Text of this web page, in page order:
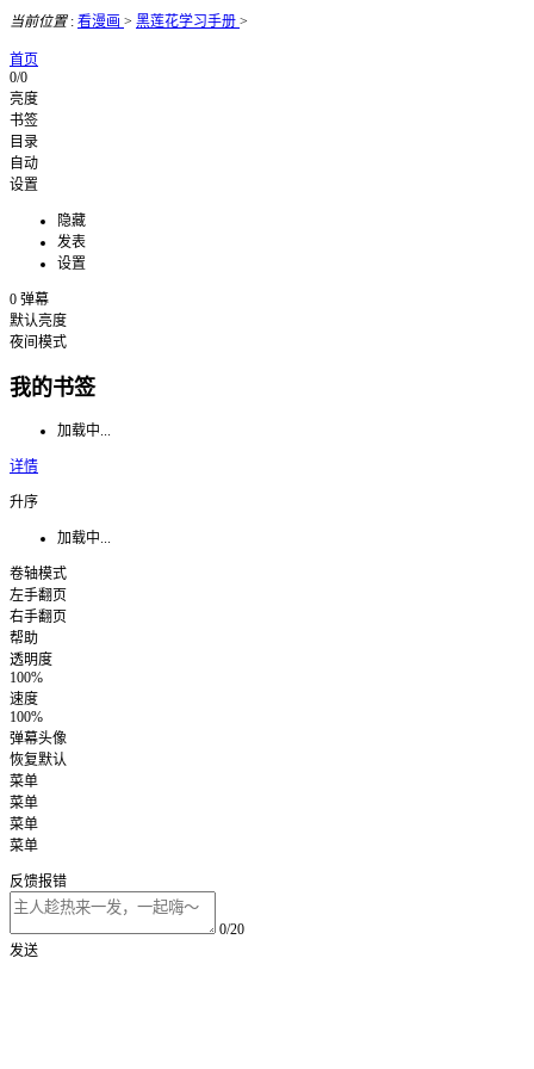
当前位置: 看漫画 > 黑莲花学习手册 >
首页
0/0
亮度
书签
目录
自动
设置
隐藏
发表
设置
0 弹幕
默认亮度
夜间模式
我的书签
加载中...
详情
升序
加载中...
卷轴模式
左手翻页
右手翻页
帮助
透明度
100%
速度
100%
弹幕头像
恢复默认
菜单
菜单
菜单
菜单
反馈报错
0/20
发送